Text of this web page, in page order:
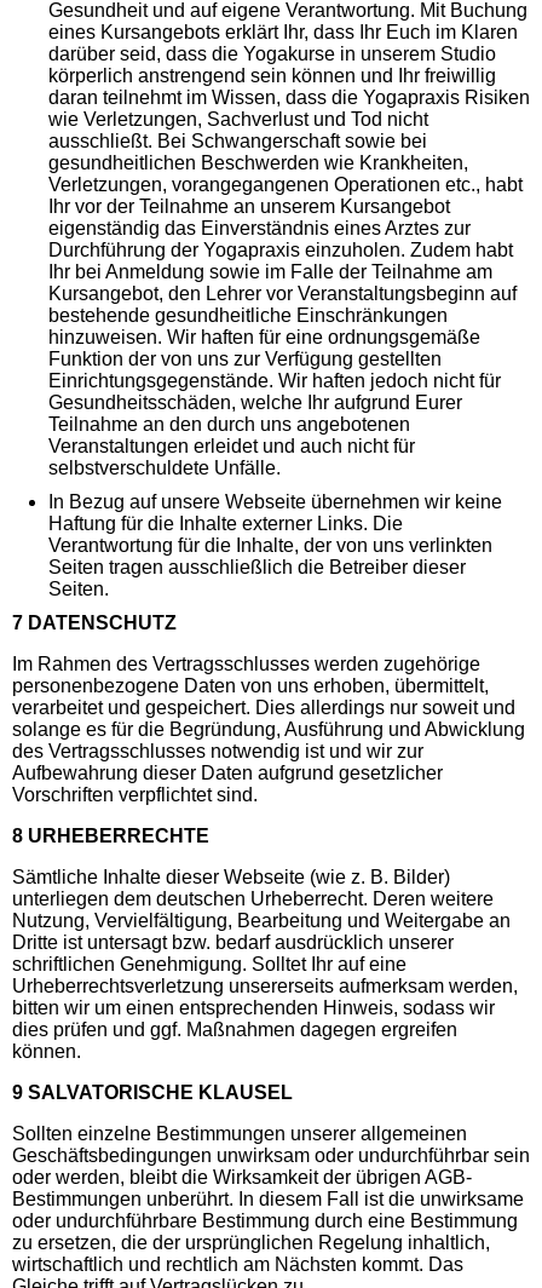
Gesundheit und auf eigene Verantwortung. Mit Buchung
eines Kursangebots erklärt Ihr, dass Ihr Euch im Klaren
darüber seid, dass die Yogakurse in unserem Studio
körperlich anstrengend sein können und Ihr freiwillig
daran teilnehmt im Wissen, dass die Yogapraxis Risiken
wie Verletzungen, Sachverlust und Tod nicht
ausschließt. Bei Schwangerschaft sowie bei
gesundheitlichen Beschwerden wie Krankheiten,
Verletzungen, vorangegangenen Operationen etc., habt
Ihr vor der Teilnahme an unserem Kursangebot
eigenständig das Einverständnis eines Arztes zur
Durchführung der Yogapraxis einzuholen. Zudem habt
Ihr bei Anmeldung sowie im Falle der Teilnahme am
Kursangebot, den Lehrer vor Veranstaltungsbeginn auf
bestehende gesundheitliche Einschränkungen
hinzuweisen. Wir haften für eine ordnungsgemäße
Funktion der von uns zur Verfügung gestellten
Einrichtungsgegenstände. Wir haften jedoch nicht für
Gesundheitsschäden, welche Ihr aufgrund Eurer
Teilnahme an den durch uns angebotenen
Veranstaltungen erleidet und auch nicht für
selbstverschuldete Unfälle.
In Bezug auf unsere Webseite übernehmen wir keine
Haftung für die Inhalte externer Links. Die
Verantwortung für die Inhalte, der von uns verlinkten
Seiten tragen ausschließlich die Betreiber dieser
Seiten.
7 DATENSCHUTZ
Im Rahmen des Vertragsschlusses werden zugehörige
personenbezogene Daten von uns erhoben, übermittelt,
verarbeitet und gespeichert. Dies allerdings nur soweit und
solange es für die Begründung, Ausführung und Abwicklung
des Vertragsschlusses notwendig ist und wir zur
Aufbewahrung dieser Daten aufgrund gesetzlicher
Vorschriften verpflichtet sind.
8 URHEBERRECHTE
Sämtliche Inhalte dieser Webseite (wie z. B. Bilder)
unterliegen dem deutschen Urheberrecht. Deren weitere
Nutzung, Vervielfältigung, Bearbeitung und Weitergabe an
Dritte ist untersagt bzw. bedarf ausdrücklich unserer
schriftlichen Genehmigung. Solltet Ihr auf eine
Urheberrechtsverletzung unsererseits aufmerksam werden,
bitten wir um einen entsprechenden Hinweis, sodass wir
dies prüfen und ggf. Maßnahmen dagegen ergreifen
können.
9 SALVATORISCHE KLAUSEL
Sollten einzelne Bestimmungen unserer allgemeinen
Geschäftsbedingungen unwirksam oder undurchführbar sein
oder werden, bleibt die Wirksamkeit der übrigen AGB-
Bestimmungen unberührt. In diesem Fall ist die unwirksame
oder undurchführbare Bestimmung durch eine Bestimmung
zu ersetzen, die der ursprünglichen Regelung inhaltlich,
wirtschaftlich und rechtlich am Nächsten kommt. Das